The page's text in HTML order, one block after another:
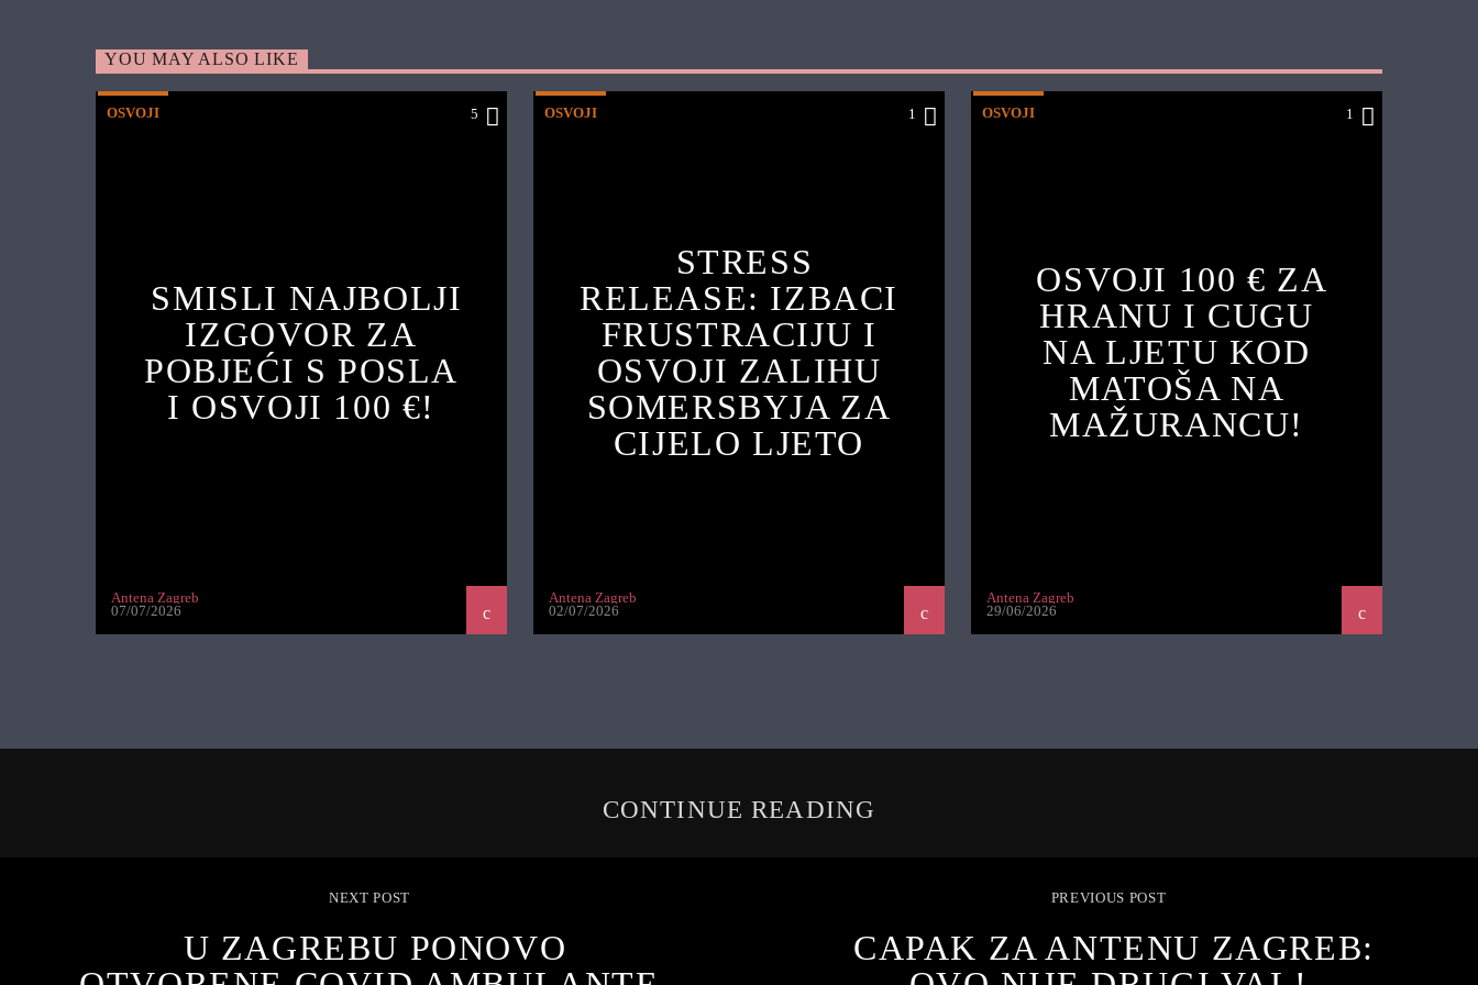
YOU MAY ALSO LIKE
OSVOJI 5
SMISLI NAJBOLJI
IZGOVOR ZA
POBJEĆI S POSLA
I OSVOJI 100 €!
Antena Zagreb
07/07/2026
OSVOJI 1
STRESS
RELEASE: IZBACI
FRUSTRACIJU I
OSVOJI ZALIHU
SOMERSBYJA ZA
CIJELO LJETO
Antena Zagreb
02/07/2026
OSVOJI 1
OSVOJI 100 € ZA
HRANU I CUGU
NA LJETU KOD
MATOŠA NA
MAŽURANCU!
Antena Zagreb
29/06/2026
CONTINUE READING
NEXT POST
U ZAGREBU PONOVO
PREVIOUS POST
CAPAK ZA ANTENU ZAGREB: